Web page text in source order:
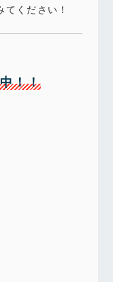
ください！
！！